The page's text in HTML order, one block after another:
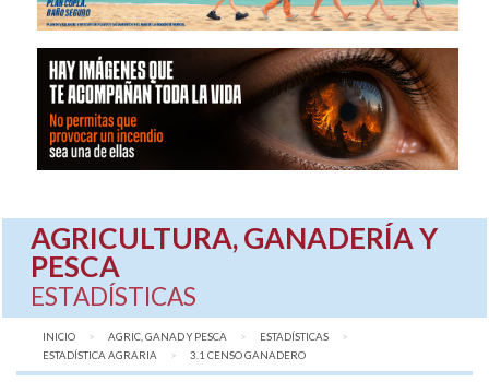
AGRICULTURA, GANADERÍA Y
PESCA
ESTADÍSTICAS
INICIO AGRIC, GANAD Y PESCA
ESTADÍSTICAS
ESTADÍSTICA AGRARIA
AQUÍ:
3.1 CENSO GANADERO